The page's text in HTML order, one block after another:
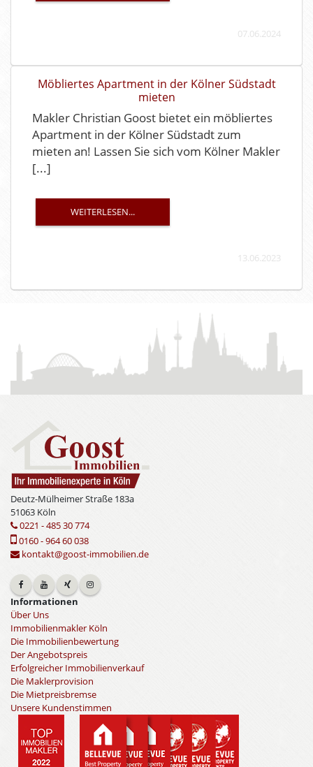
07.06.2024
Möbliertes Apartment in der Kölner Südstadt
mieten
Makler Christian Goost bietet ein möbliertes
Apartment in der Kölner Südstadt zum
mieten an! Lassen Sie sich vom Kölner Makler
[...]
WEITERLESEN...
13.06.2023
Deutz-Mülheimer Straße 183a
51063 Köln
0221 - 485 30 774
0160 - 964 60 038
kontakt@goost-immobilien.de
Informationen
Über Uns
Immobilienmakler Köln
Die Immobilienbewertung
Der Angebotspreis
Erfolgreicher Immobilienverkauf
Die Maklerprovision
Die Mietpreisbremse
Unsere Kundenstimmen